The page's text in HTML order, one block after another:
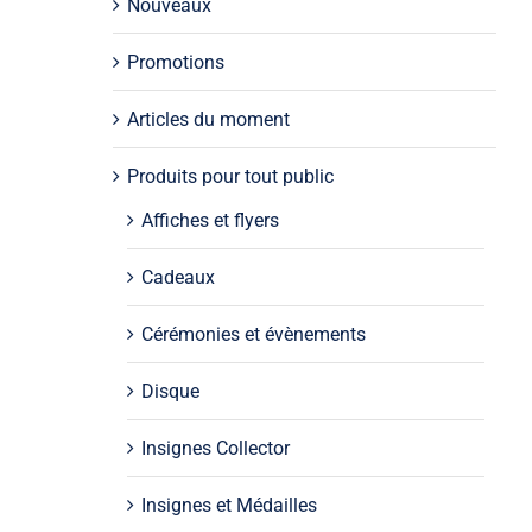
Nouveaux
Promotions
Articles du moment
Produits pour tout public
Affiches et flyers
Cadeaux
Cérémonies et évènements
Disque
Insignes Collector
Insignes et Médailles